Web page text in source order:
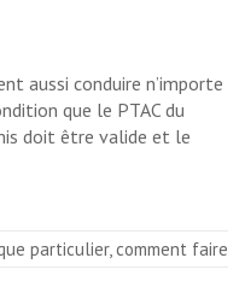
aussi conduire n’importe
que le PTAC du
doit être valide et le
particulier, comment faire